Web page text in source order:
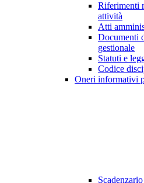
Riferimenti
attività
Atti
Documenti
gestionale
Statuti e
Codice
Oneri informativi